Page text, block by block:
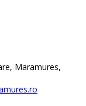
Maramures,